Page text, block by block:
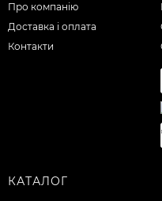
Про компанію
Доставка і оплата
Контакти
КАТАЛОГ